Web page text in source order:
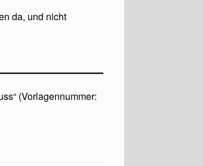
da, und nicht
(Vorlagennummer: